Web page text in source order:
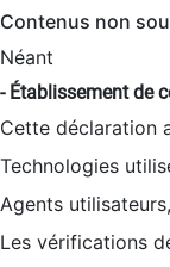
Contenus non
Néant
- Établissement de
Cette déclaration
Technologies
Agents
Les vérifications